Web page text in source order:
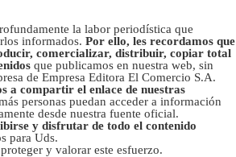
la labor periodística que
informados. Por ello, les recordamos que
comercializar, distribuir, copiar total
que publicamos en nuestra web, sin
de Empresa Editora El Comercio S.A.
a compartir el enlace de nuestras
personas puedan acceder a información
desde nuestra fuente oficial.
y disfrutar de todo el contenido
para Uds.
y valorar este esfuerzo.